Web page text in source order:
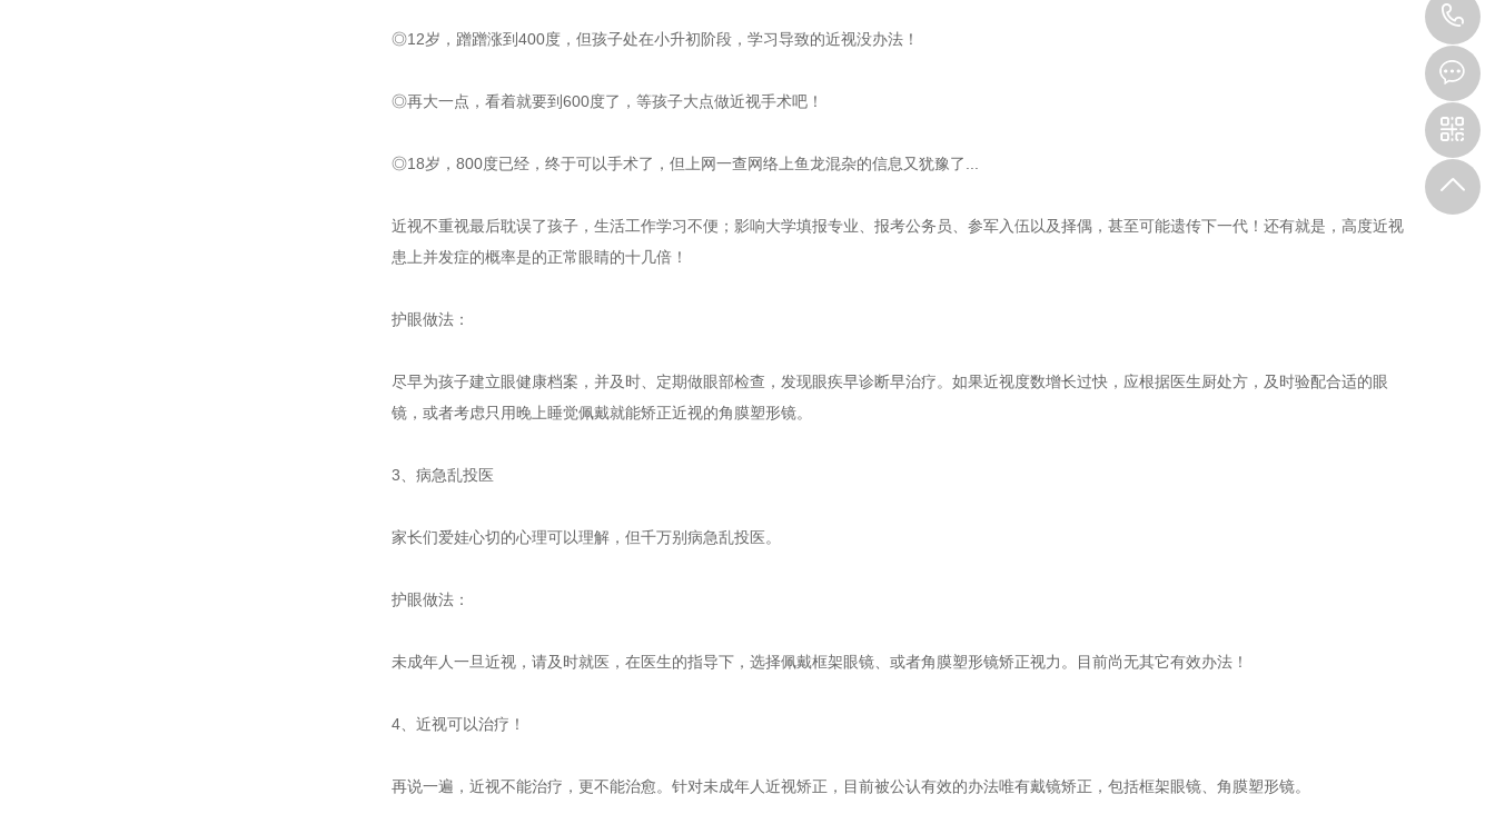
◎12岁，蹭蹭涨到400度，但孩子处在小升初阶段，学习导致的近视没办法！
◎再大一点，看着就要到600度了，等孩子大点做近视手术吧！
◎18岁，800度已经，终于可以手术了，但上网一查网络上鱼龙混杂的信息又犹豫了...
近视不重视最后耽误了孩子，生活工作学习不便；影响大学填报专业、报考公务员、参军入伍以及择偶，甚至可能遗传下一代！还有就是，高度近视
患上并发症的概率是的正常眼睛的十几倍！
护眼做法：
尽早为孩子建立眼健康档案，并及时、定期做眼部检查，发现眼疾早诊断早治疗。如果近视度数增长过快，应根据医生厨处方，及时验配合适的眼
镜，或者考虑只用晚上睡觉佩戴就能矫正近视的角膜塑形镜。
3、病急乱投医
家长们爱娃心切的心理可以理解，但千万别病急乱投医。
护眼做法：
未成年人一旦近视，请及时就医，在医生的指导下，选择佩戴框架眼镜、或者角膜塑形镜矫正视力。目前尚无其它有效办法！
4、近视可以治疗！
再说一遍，近视不能治疗，更不能治愈。针对未成年人近视矫正，目前被公认有效的办法唯有戴镜矫正，包括框架眼镜、角膜塑形镜。